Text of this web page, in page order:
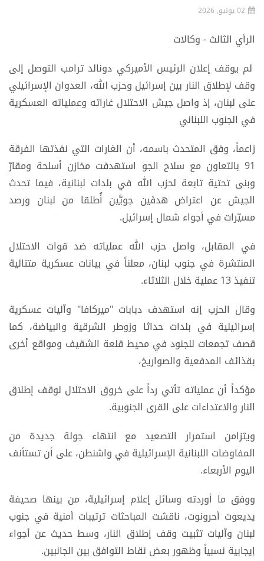
02 يونيو, 2026
الرأي الثالث - وكالات
لم يوقف إعلان الرئيس الأميركي دونالد ترامب التوصل إلى
وقف لإطلاق النار بين إسرائيل وحزب الله، العدوان الإسرائيلي
على لبنان، إذ واصل جيش الاحتلال غاراته وعملياته العسكرية
في الجنوب اللبناني
زاعماً، وفق المتحدث باسمه، أن الغارات التي نفذتها الفرقة
91 بالتعاون مع سلاح الجو استهدفت مخازن أسلحة ومقارّ
وبنى تحتية تابعة لحزب الله في بلدات لبنانية، فيما تحدث
الجيش عن اعتراض هدفَين جويَّين أُطلقا من لبنان ورصد
مسيّرات في أجواء شمال إسرائيل.
في المقابل، واصل حزب الله عملياته ضد قوات الاحتلال
المنتشرة في جنوب لبنان، معلناً في بيانات عسكرية متتالية
تنفيذ 13 عملية خلال الثلاثاء.
وقال الحزب إنه استهدف دبابات "ميركافا" وآليات عسكرية
إسرائيلية في بلدات حداثا وزوطر الشرقية والبياضة، كما
قصف تجمعات للجنود في محيط قلعة الشقيف ومواقع أخرى
بقذائف المدفعية والصواريخ،
مؤكداً أن عملياته تأتي رداً على خروق الاحتلال لوقف إطلاق
النار والاعتداءات على القرى الجنوبية.
ويتزامن استمرار التصعيد مع انتهاء جولة جديدة من
المفاوضات اللبنانية الإسرائيلية في واشنطن، على أن تستأنف
اليوم الأربعاء.
ووفق ما أوردته وسائل إعلام إسرائيلية، من بينها صحيفة
يديعوت أحرونوت، ناقشت المباحثات ترتيبات أمنية في جنوب
لبنان وآليات تثبيت وقف إطلاق النار، وسط حديث عن أجواء
إيجابية نسبياً وظهور بعض نقاط التوافق بين الجانبين.